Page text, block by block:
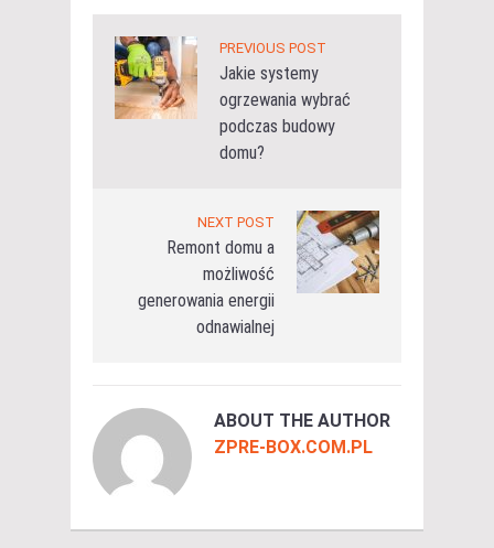
PREVIOUS POST
Jakie systemy
ogrzewania wybrać
podczas budowy
domu?
NEXT POST
Remont domu a
możliwość
generowania energii
odnawialnej
ABOUT THE AUTHOR
ZPRE-BOX.COM.PL